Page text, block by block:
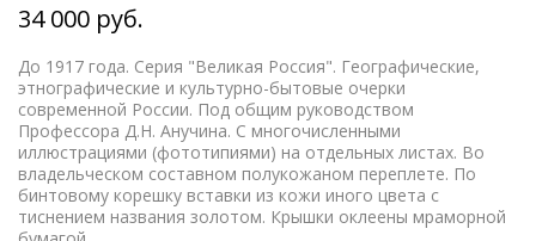
34 000 руб.
До 1917 года. Серия "Великая Россия". Географические,
этнографические и культурно-бытовые очерки
современной России. Под общим руководством
Профессора Д.Н. Анучина. С многочисленными
иллюстрациями (фототипиями) на отдельных листах. Во
владельческом составном полукожаном переплете. По
бинтовому корешку вставки из кожи иного цвета с
тиснением названия золотом. Крышки оклеены мраморной